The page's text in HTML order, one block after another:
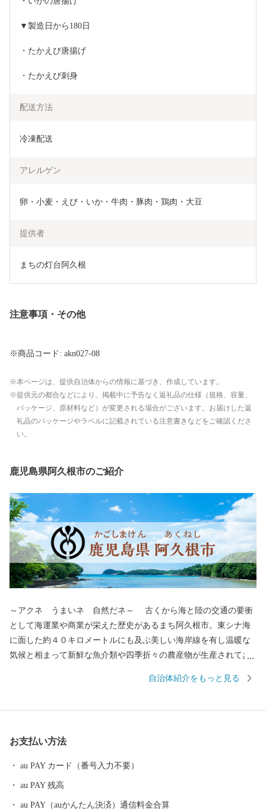
▼製造日から180日
・たかえび唐揚げ
・たかえび刺身
配送方法
冷凍配送
アレルゲン
卵・小麦・えび・いか・牛肉・豚肉・鶏肉・大豆
提供者
まちの灯台阿久根
注意事項・その他
※商品コード: akn027-08
本ページは、提供自治体からの情報に基づき、作成しています。
提供元の都合などにより、掲載中に予告なく返礼品の仕様（規格、容量、
パッケージ、原材料など）が変更される場合がございます。お届けした返
礼品のパッケージやラベルに記載されている注意書きなどをご確認くださ
い。
鹿児島県阿久根市のご紹介
～アクネ うまいネ 自然だネ～ 古くから海と陸の交通の要衝
として海運業や商業が栄えた歴史があるまち阿久根市。東シナ海
に面した約４０キロメートルにも及ぶ美しい海岸線を有し温暖な
気候と相まって新鮮な魚介類や四季折々の農産物が生産されてお
「食のまち阿久根」として知られており，「うに丼祭り」「伊勢
丹宗庄右衛門は，島津藩御用の回漕問屋。 その丹宗庄右衛門
は，八丈島でも栽培されていたさつまいもで造る焼酎の製法を伝
在でもその功績は島酒の碑として現地に残されており，関東圏へ
の焼酎文化は，この八丈島から広がったとされています。 その
自治体紹介をもっと見る
お支払い方法
au PAY カード（番号入力不要）
au PAY 残高
au PAY（auかんたん決済）通信料金合算